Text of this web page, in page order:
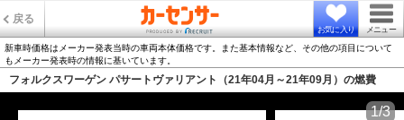
戻る
お気に入り メニュー
新車時価格はメーカー発表当時の車両本体価格です。また基本情報など、その他の項目について
もメーカー発表時の情報に基いています。
フォルクスワーゲン パサートヴァリアント（21年04月～21年09月）の燃費
1/3